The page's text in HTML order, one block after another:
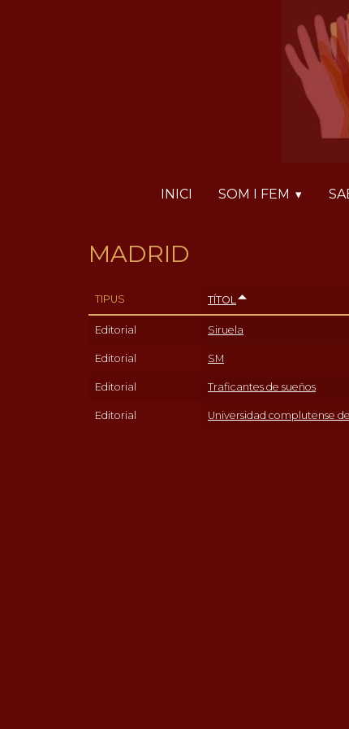
INICI SOM I FEM
MADRID
TIPUS TÍTOL
Editorial Siruela
Editorial SM
Editorial Traficantes de sueños
Editorial Universidad complutense